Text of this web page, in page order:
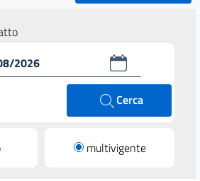
Cerca
multivigente